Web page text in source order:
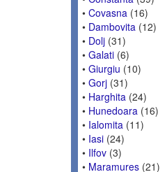
• Covasna (16)
• Dambovita (12)
• Dolj (31)
• Galati (6)
• Giurgiu (10)
• Gorj (31)
• Harghita (24)
• Hunedoara (16)
• Ialomita (11)
• Iasi (24)
• Ilfov (3)
• Maramures (21)